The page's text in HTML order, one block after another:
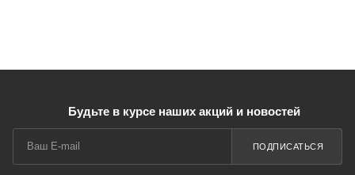
Будьте в курсе наших акций и новостей
ПОДПИСАТЬСЯ